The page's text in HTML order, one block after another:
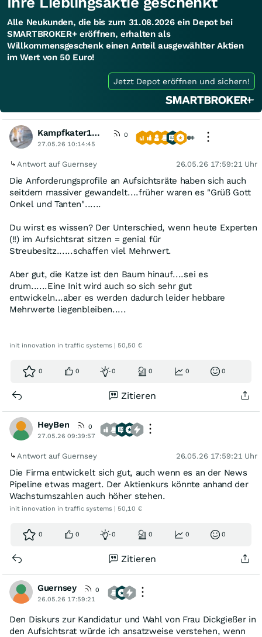
Alle Neukunden, die bis zum 31.08.2026 ein Depot bei
SMARTBROKER+ eröffnen, erhalten als
Willkommensgeschenk einen Anteil ausgewählter Aktien
im Wert von 50 Euro!
Jetzt Depot eröffnen und sichern!
Kampfkater1969
0
27.05.26 10:14:45
Antwort auf Guernsey 26.05.26 17:59:21 Uhr
Die Anforderungsprofile an Aufsichtsräte haben sich auch
seitdem massiver gewandelt....früher waren es "Grüß Gott
Onkel und Tanten"......
Du wirst es wissen? Der Unterschied, wenn heute Experten
(!!) im Aufsichtsrat sitzen = genial für
Streubesitz......schaffen viel Mehrwert.
Aber gut, die Katze ist den Baum hinauf....sei es
drum......Eine Init wird auch so sich sehr gut
entwickeln...aber es werden dadurch leider hebbare
Mehrwerte liegenbleiben.....
init innovation in traffic systems | 50,50 €
0 0 0 0 0 0
Zitieren
HeyBen
0
27.05.26 09:39:57
Antwort auf Guernsey 26.05.26 17:59:21 Uhr
Die Firma entwickelt sich gut, auch wenn es an der News
Pipeline etwas magert. Der Aktienkurs könnte anhand der
Wachstumszahlen auch höher stehen.
init innovation in traffic systems | 50,10 €
0 0 0 0 0 0
Zitieren
Guernsey
0
26.05.26 17:59:21
Den Diskurs zur Kandidatur und Wahl von Frau Dickgießer in
den Aufsichtsrat würde ich ansatzweise verstehen, wenn